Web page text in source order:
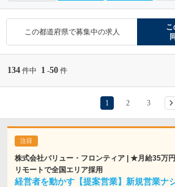
この都道府県で募集中の求人
こ
134 件中 1 -50 件
1 2 3
株式会社バリュー・フロンティア | ★月給35万
リモートで全国エリア採用
経営者を動かす【提案営業】新規営業ナ